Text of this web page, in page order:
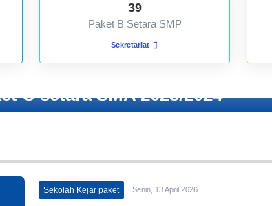
39
Paket B Setara SMP
Sekretariat
C setara SMA 2023/2024
Sekolah Kejar paket Senin, 13 April 2026